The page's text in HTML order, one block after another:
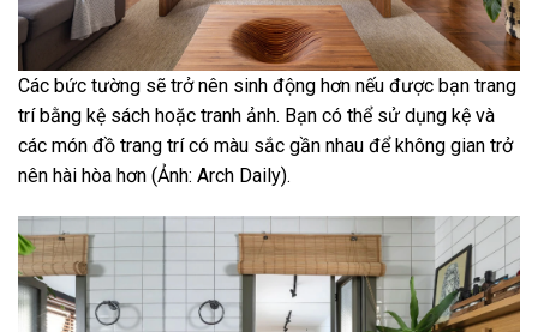
Các bức tường sẽ trở nên sinh động hơn nếu được bạn trang
trí bằng kệ sách hoặc tranh ảnh. Bạn có thể sử dụng kệ và
các món đồ trang trí có màu sắc gần nhau để không gian trở
nên hài hòa hơn (Ảnh: Arch Daily).